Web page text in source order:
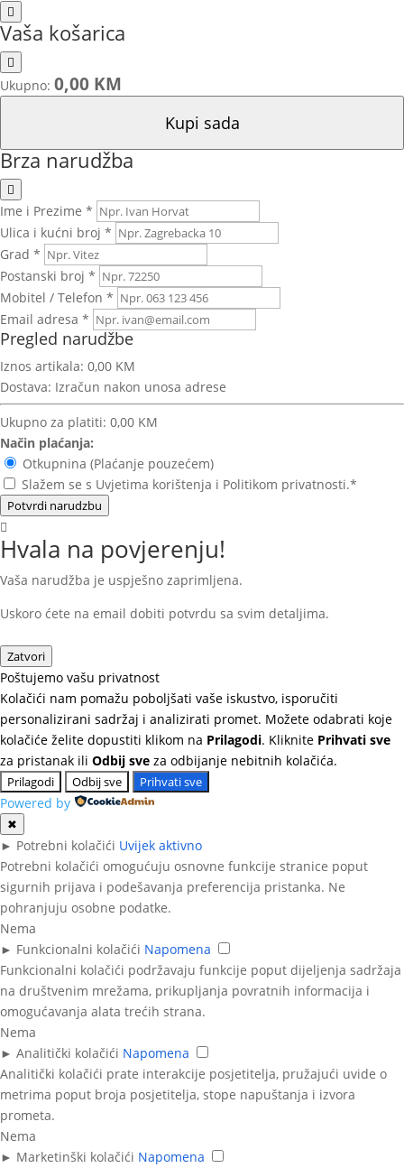
Vaša košarica
Ukupno: 0,00 KM
Kupi sada
Brza narudžba
Ime i Prezime *
Ulica i kućni broj *
Grad *
Postanski broj *
Mobitel / Telefon *
Email adresa *
Pregled narudžbe
Iznos artikala: 0,00 KM
Dostava: Izračun nakon unosa adrese
Ukupno za platiti: 0,00 KM
Način plaćanja:
Otkupnina (Plaćanje pouzećem)
Slažem se s Uvjetima korištenja i Politikom privatnosti.*
Potvrdi narudzbu
Hvala na povjerenju!
Vaša narudžba je uspješno zaprimljena.
Uskoro ćete na email dobiti potvrdu sa svim detaljima.
Zatvori
Poštujemo vašu privatnost
Kolačići nam pomažu poboljšati vaše iskustvo, isporučiti
personalizirani sadržaj i analizirati promet. Možete odabrati koje
kolačiće želite dopustiti klikom na Prilagodi. Kliknite Prihvati sve
za pristanak ili Odbij sve za odbijanje nebitnih kolačića.
Prilagodi Odbij sve Prihvati sve
Powered by
✖
► Potrebni kolačići Uvijek aktivno
Potrebni kolačići omogućuju osnovne funkcije stranice poput
sigurnih prijava i podešavanja preferencija pristanka. Ne
pohranjuju osobne podatke.
Nema
► Funkcionalni kolačići Napomena
Funkcionalni kolačići podržavaju funkcije poput dijeljenja sadržaja
na društvenim mrežama, prikupljanja povratnih informacija i
omogućavanja alata trećih strana.
Nema
► Analitički kolačići Napomena
Analitički kolačići prate interakcije posjetitelja, pružajući uvide o
metrima poput broja posjetitelja, stope napuštanja i izvora
prometa.
Nema
► Marketinški kolačići Napomena